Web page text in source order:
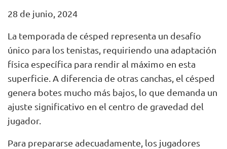
28 de junio, 2024
La temporada de césped representa un desafío
único para los tenistas, requiriendo una adaptación
física específica para rendir al máximo en esta
superficie. A diferencia de otras canchas, el césped
genera botes mucho más bajos, lo que demanda un
ajuste significativo en el centro de gravedad del
jugador.
Para prepararse adecuadamente, los jugadores